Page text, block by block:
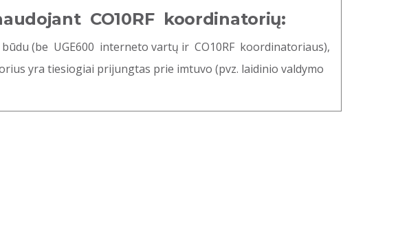
CO10RF koordinatorių:
būdu (be UGE600 interneto vartų ir CO10RF koordinatoriaus),
yra tiesiogiai prijungtas prie imtuvo (pvz. laidinio valdymo